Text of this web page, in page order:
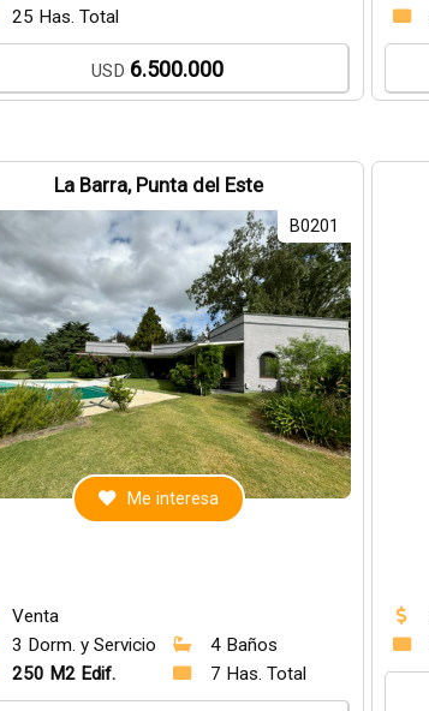
25 Has. Total
USD 6.500.000
La Barra, Punta del Este
B0201
Me interesa
Venta
3 Dorm. y Servicio
4 Baños
250 M2 Edif.
7 Has. Total